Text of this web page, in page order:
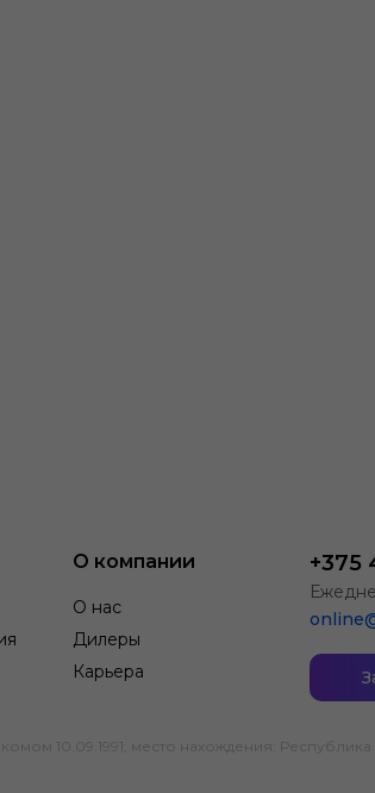
О компании
О нас
Дилеры
Карьера
+375
10.09.1991; место нахождения: Республика